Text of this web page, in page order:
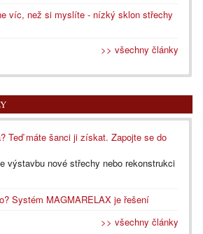
víc, než si myslíte - nízký sklon střechy
>> všechny články
Teď máte šanci ji získat. Zapojte se do
výstavbu nové střechy nebo rekonstrukci
Systém MAGMARELAX je řešení
>> všechny články